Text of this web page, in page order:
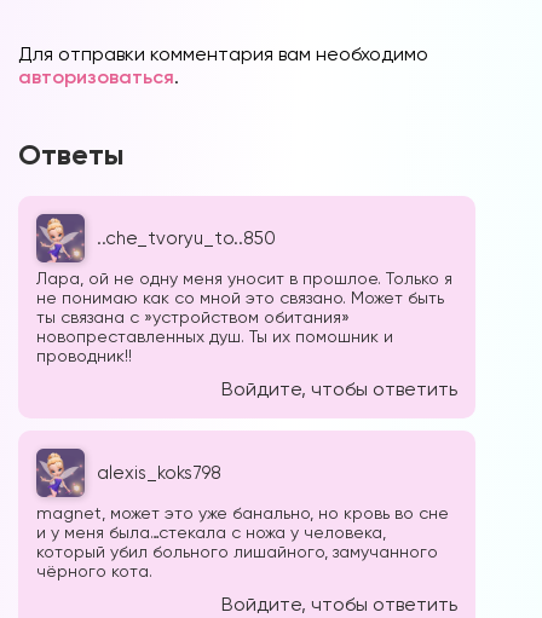
Для отправки комментария вам необходимо
авторизоваться.
Ответы
..che_tvoryu_to..850
Лара, ой не одну меня уносит в прошлое. Только я
не понимаю как со мной это связано. Может быть
ты связана с »устройством обитания»
новопреставленных душ. Ты их помошник и
проводник!!
Войдите, чтобы ответить
alexis_koks798
magnet, может это уже банально, но кровь во сне
и у меня была…стекала с ножа у человека,
который убил больного лишайного, замучанного
чёрного кота.
Войдите, чтобы ответить